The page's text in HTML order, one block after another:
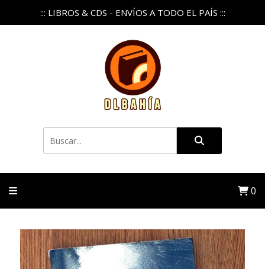
::: LIBROS & CDS - ENVÍOS A TODO EL PAÍS :::
0